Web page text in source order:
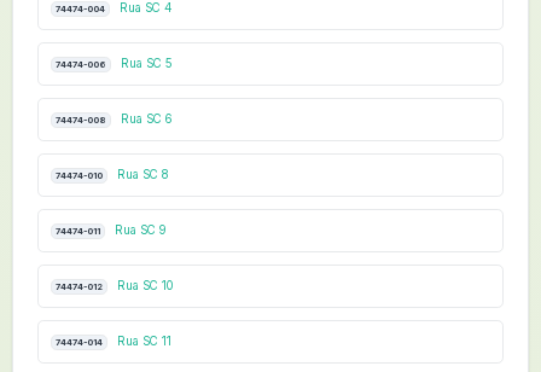
74474-004 Rua SC 4
74474-006 Rua SC 5
74474-008 Rua SC 6
74474-010 Rua SC 8
74474-011 Rua SC 9
74474-012 Rua SC 10
74474-014 Rua SC 11